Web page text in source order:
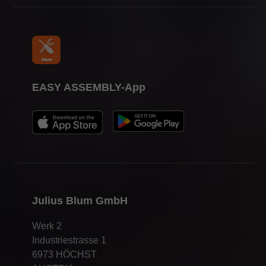
Julius Blum GmbH
Werk 2
Industriestrasse 1
6973 HÖCHST
EASY ASSEMBLY-App